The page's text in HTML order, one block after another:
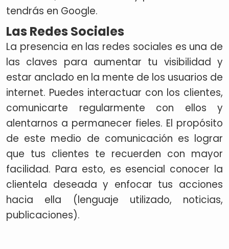
tendrás en Google.
Las Redes Sociales
La presencia en las redes sociales es una de
las claves para aumentar tu visibilidad y
estar anclado en la mente de los usuarios de
internet. Puedes interactuar con los clientes,
comunicarte regularmente con ellos y
alentarnos a permanecer fieles. El propósito
de este medio de comunicación es lograr
que tus clientes te recuerden con mayor
facilidad. Para esto, es esencial conocer la
clientela deseada y enfocar tus acciones
hacia ella (lenguaje utilizado, noticias,
publicaciones).